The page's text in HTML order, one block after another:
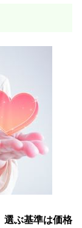
選ぶ基準は価格